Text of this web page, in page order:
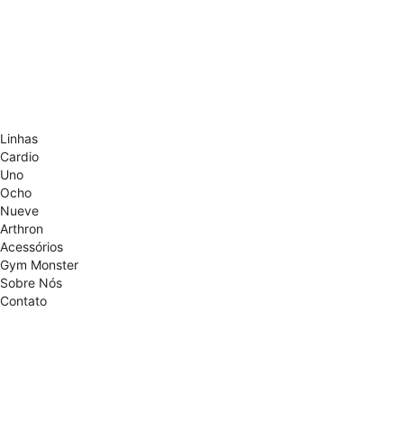
Linhas
Cardio
Uno
Ocho
Nueve
Arthron
Acessórios
Gym Monster
Sobre Nós
Contato